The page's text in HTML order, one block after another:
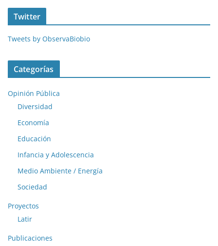
Twitter
Tweets by ObservaBiobio
Categorías
Opinión Pública
Diversidad
Economía
Educación
Infancia y Adolescencia
Medio Ambiente / Energía
Sociedad
Proyectos
Latir
Publicaciones